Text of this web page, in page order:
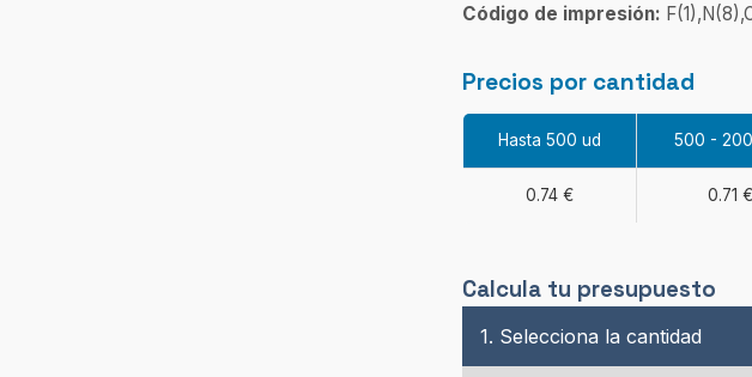
Código de impresión:
Precios por cantidad
Hasta 500 ud 500 -
0.74 € 0.71 €
Calcula tu presupuesto
1. Selecciona la cantidad